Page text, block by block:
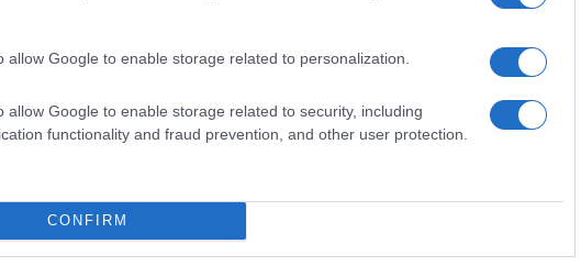
allow Google to enable storage related to personalization.
allow Google to enable storage related to security, including
functionality and fraud prevention, and other user protection.
CONFIRM
Tote bag obsession: Βρήκαμε την
καλοκαίρι σου
Summer friendship era: Γιατί οι διακοπές